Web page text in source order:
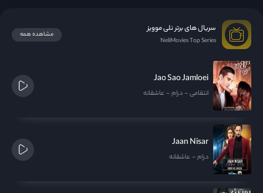
سریال های برتر نلی موویز
NeliMovies Top Series
مشاهده همه
Jao Sao Jamloei
انتقامی درام عاشقانه
Jaan Nisar
درام عاشقانه